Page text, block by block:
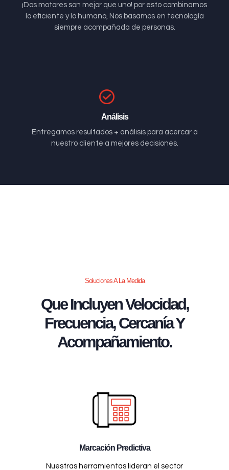
¡Dos motores son mejor que uno! por esto combinamos
lo eficiente y lo humano, Nos basamos en tecnología
siempre acompañada de personas.
Análisis
Entregamos resultados + análisis para acercar a
nuestro cliente a mejores decisiones.
Soluciones A La Medida
Que Incluyen Velocidad,
Frecuencia, Cercanía Y
Acompañamiento.
Marcación Predictiva
Nuestras herramientas lideran el sector